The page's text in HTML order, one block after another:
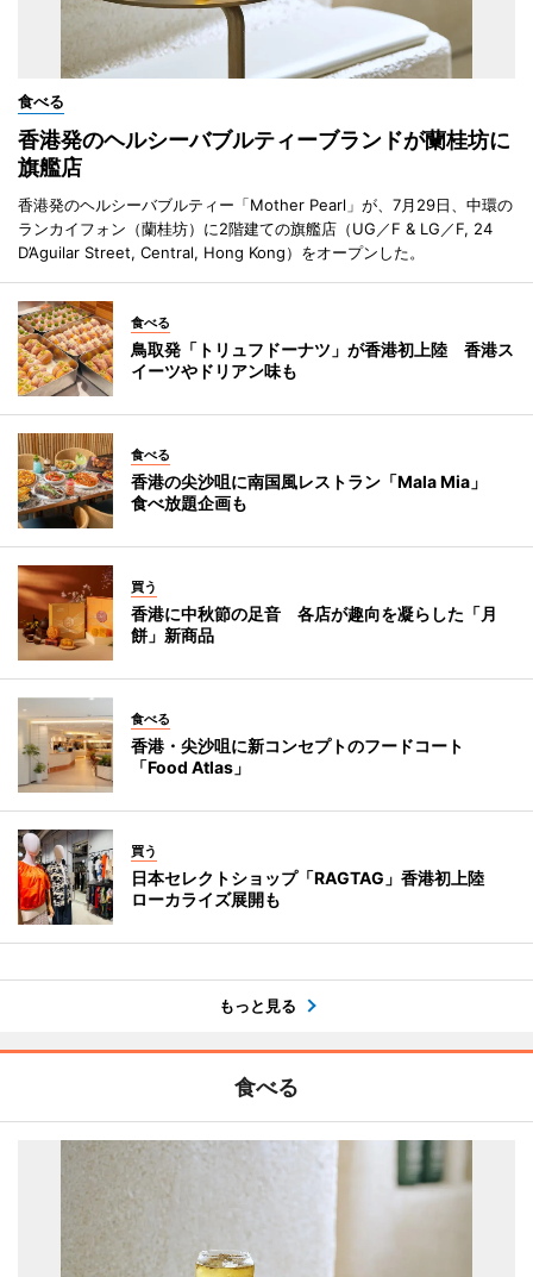
食べる
香港発のヘルシーバブルティーブランドが蘭桂坊に
旗艦店
香港発のヘルシーバブルティー「Mother Pearl」が、7月29日、中環の
ランカイフォン（蘭桂坊）に2階建ての旗艦店（UG／F & LG／F, 24
D’Aguilar Street, Central, Hong Kong）をオープンした。
食べる
鳥取発「トリュフドーナツ」が香港初上陸 香港ス
イーツやドリアン味も
食べる
香港の尖沙咀に南国風レストラン「Mala Mia」
食べ放題企画も
買う
香港に中秋節の足音 各店が趣向を凝らした「月
餅」新商品
食べる
香港・尖沙咀に新コンセプトのフードコート
「Food Atlas」
買う
日本セレクトショップ「RAGTAG」香港初上陸
ローカライズ展開も
もっと見る
食べる